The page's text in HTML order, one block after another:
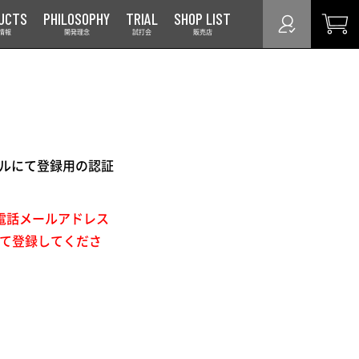
報
PHILOSOPHY
開発理念
TRIAL
試打会
SHOP LIST
販売店
にて登録用の認証
メールアドレス
登録してくださ